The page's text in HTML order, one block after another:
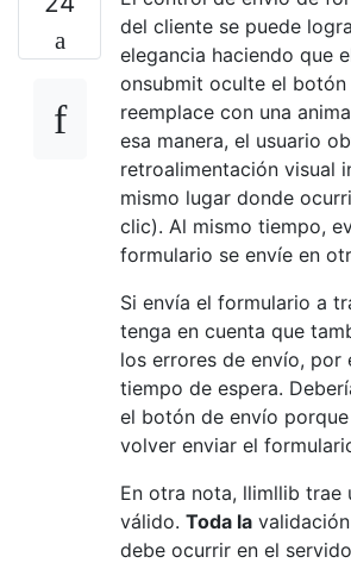
del cliente se puede
elegancia haciendo que
onsubmit oculte el
reemplace con una
esa manera, el usuario
retroalimentación visual
mismo lugar donde
clic). Al mismo tiempo,
formulario se envíe en
Si envía el formulario a
tenga en cuenta que
los errores de envío, por
tiempo de espera.
el botón de envío
volver enviar el
En otra nota, llimllib trae
válido. Toda la
debe ocurrir en el